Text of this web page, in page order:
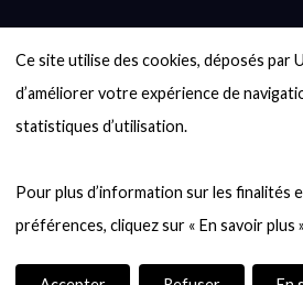
Ce site utilise des cookies, déposés par
d’améliorer votre expérience de
statistiques d’utilisation.
Pour plus d’information sur les finalités
6000 exoplanètes, et pas
en vue ?
Quel avenir pour les
Entre mathématiques et
quête d’un vote
casse-tête